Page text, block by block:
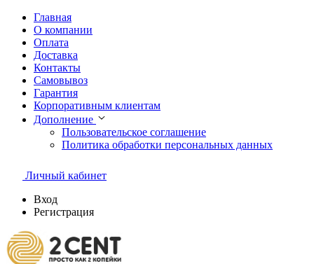
Главная
О компании
Оплата
Доставка
Контакты
Самовывоз
Гарантия
Корпоративным клиентам
Дополнение
Пользовательское соглашение
Политика обработки персональных данных
Личный кабинет
Вход
Регистрация